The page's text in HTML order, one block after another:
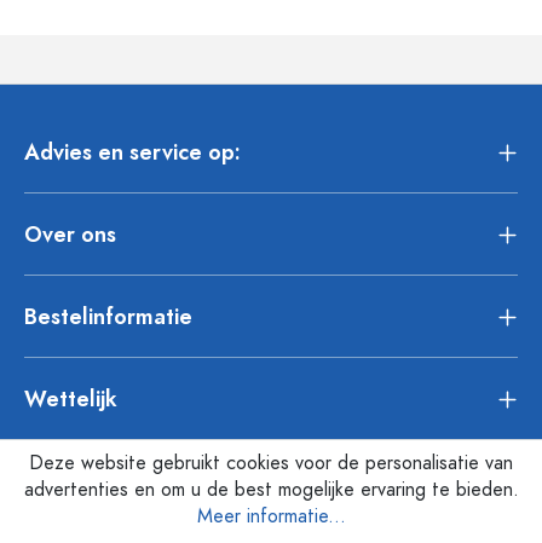
Advies en service op:
Over ons
Bestelinformatie
Wettelijk
Deze website gebruikt cookies voor de personalisatie van
advertenties en om u de best mogelijke ervaring te bieden.
Meer informatie...